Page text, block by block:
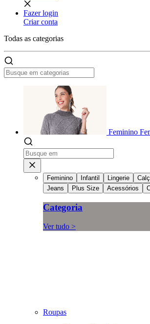
Fazer login
Criar conta
Todas as categorias
Feminino
Feminino Infantil Lingerie
Jeans
Plus Size Acessórios
Categoria
Ver tudo >
Roupas